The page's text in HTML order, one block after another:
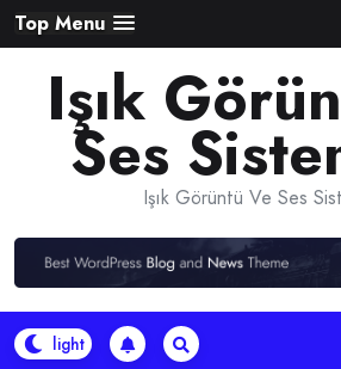
Skip
to
content
Top Menu
Işık
Ses
Işık Görüntü Ve Ses